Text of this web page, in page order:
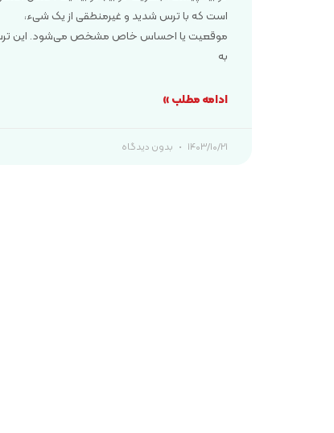
است که با ترس شدید و غیرمنطقی از یک شیء،
موقعیت یا احساس خاص مشخص می‌شود. این
به
ادامه مطلب »
۱۴۰۳/۱۰/۲۱ بدون دیدگاه